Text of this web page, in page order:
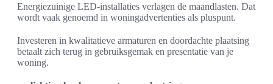
Energiezuinige LED-installaties verlagen de maandlasten. Dat
wordt vaak genoemd in woningadvertenties als pluspunt.
Investeren in kwalitatieve armaturen en doordachte plaatsing
betaalt zich terug in gebruiksgemak en presentatie van je
woning.